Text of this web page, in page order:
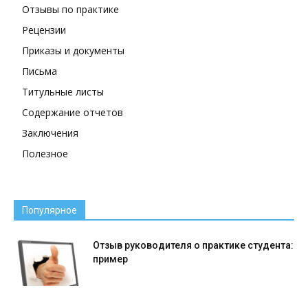
Отзывы по практике
Рецензии
Приказы и документы
Письма
Титульные листы
Содержание отчетов
Заключения
Полезное
Популярное
Отзыв руководителя о практике студента:
пример